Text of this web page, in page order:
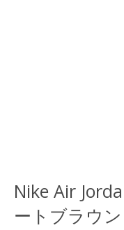
Nike Air
ートブラウ